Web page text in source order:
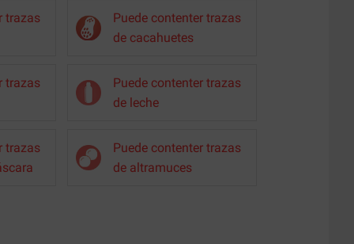
trazas
Puede contenter trazas
de cacahuetes
trazas
Puede contenter trazas
de leche
trazas
Puede contenter trazas
de altramuces